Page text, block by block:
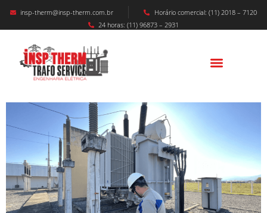
insp-therm@insp-therm.com.br
Horário comercial: (11) 2018 – 7120
24 horas: (11) 96873 – 2931
Comissionamento Em Subestação De Alta
Tensão: O Que É?